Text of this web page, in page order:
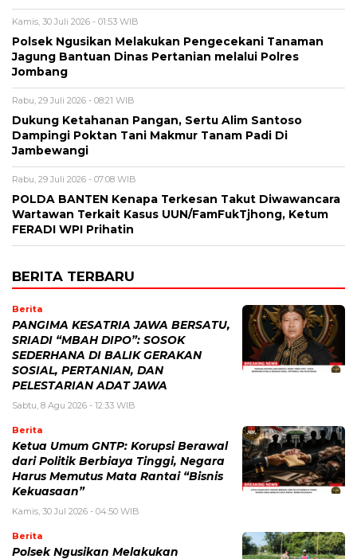
Kamis, 30 Juli 2026 - 01:53 WIB
Polsek Ngusikan Melakukan Pengecekani Tanaman
Jagung Bantuan Dinas Pertanian melalui Polres
Jombang
Rabu, 29 Juli 2026 - 08:21 WIB
Dukung Ketahanan Pangan, Sertu Alim Santoso
Dampingi Poktan Tani Makmur Tanam Padi Di
Jambewangi
Rabu, 29 Juli 2026 - 07:08 WIB
POLDA BANTEN Kenapa Terkesan Takut Diwawancara
Wartawan Terkait Kasus UUN/FamFukTjhong, Ketum
FERADI WPI Prihatin
BERITA TERBARU
Berita
PANGIMA KESATRIA JAWA BERSATU,
SRIADI “MBAH DIPO”: SOSOK
SEDERHANA DI BALIK GERAKAN
SOSIAL, PERTANIAN, DAN
PELESTARIAN ADAT JAWA
Sabtu, 8 Agu 2026 - 12:33 WIB
Berita
Ketua Umum GNTP: Korupsi Berawal
dari Politik Berbiaya Tinggi, Negara
Harus Memutus Mata Rantai “Bisnis
Kekuasaan”
Kamis, 30 Jul 2026 - 04:50 WIB
Berita
Polsek Ngusikan Melakukan